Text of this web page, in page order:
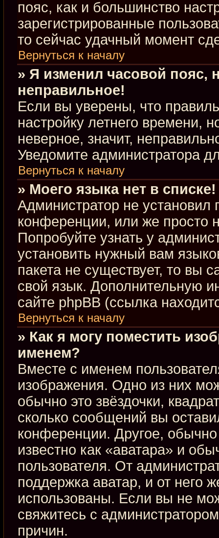
пояс, как и большинство
зарегистрированные
то сейчас удачный момент
Вернуться к началу
» Я изменил часовой пояс,
неправильное!
Если вы уверены, что
настройку летнего времени,
неверное, значит,
Уведомите администратора
Вернуться к началу
» Моего языка нет в списке!
Администратор не
конференции, или же просто
Попробуйте узнать у
установить нужный вам
пакета не существует, то вы
свой язык. Дополнительную
сайте phpBB (ссылка
Вернуться к началу
» Как я могу поместить
именем?
Вместе с именем
изображения. Одно из них
обычно это звёздочки,
сколько сообщений вы
конференции. Другое,
известно как «аватара» и
пользователя. От
поддержка аватар, и от него
использованы. Если вы не
свяжитесь с
причин.